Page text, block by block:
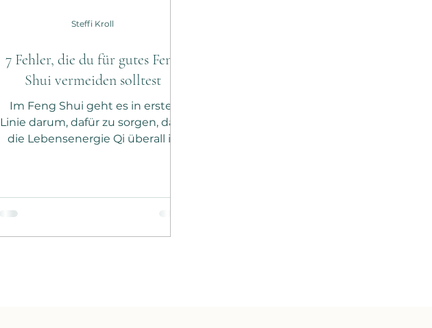
7 Fehler, die du für gutes Feng
Shui vermeiden solltest
Im Feng Shui geht es in erster
Linie darum, dafür zu sorgen, dass
die Lebensenergie Qi überall in
gern dekorierst oder ob du lieber
minimalistisch lebst. Wenn du
Steffi Kroll